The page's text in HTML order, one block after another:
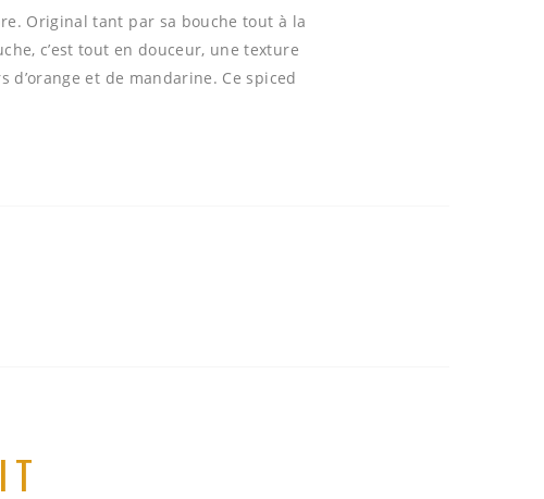
Original tant par sa bouche tout à la
c’est tout en douceur, une texture
d’orange et de mandarine. Ce spiced